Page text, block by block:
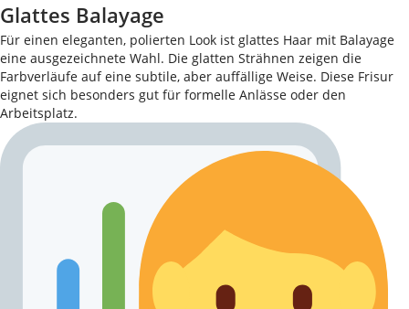
Glattes Balayage
Für einen eleganten, polierten Look ist glattes Haar mit Balayage
eine ausgezeichnete Wahl. Die glatten Strähnen zeigen die
Farbverläufe auf eine subtile, aber auffällige Weise. Diese Frisur
eignet sich besonders gut für formelle Anlässe oder den
Arbeitsplatz.